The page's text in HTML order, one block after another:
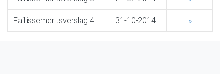
Faillissementsverslag 4 31-10-2014 »